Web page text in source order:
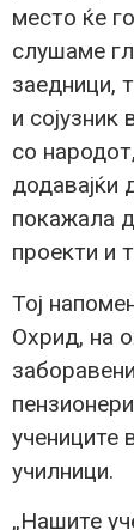
место ќе
слушаме
заедници,
и
со
додавајќи
покажала
проекти и
Тој
Охрид, на
учениците
училници.
„Нашите